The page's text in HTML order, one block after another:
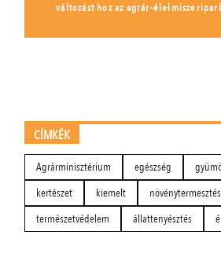
változást hoz az agrár-
CÍMKÉK
Agrárminisztérium egészség
kertészet
kiemelt
növénytermesztés
természetvédelem
állattenyésztés